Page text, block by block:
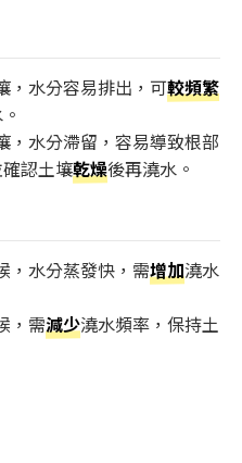
，水分容易排出，可較頻繁
，水分滯留，容易導致根部
認土壤乾燥後再澆水。
，水分蒸發快，需增加澆水
，需減少澆水頻率，保持土